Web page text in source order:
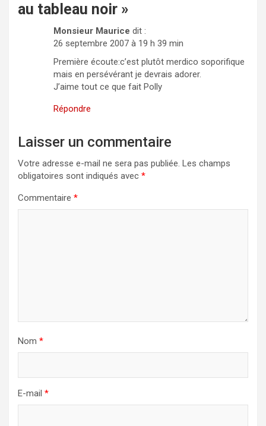
au tableau noir »
Monsieur Maurice dit :
26 septembre 2007 à 19 h 39 min
Première écoute:c’est plutôt merdico soporifique
mais en persévérant je devrais adorer.
J’aime tout ce que fait Polly
Répondre
Laisser un commentaire
Votre adresse e-mail ne sera pas publiée. Les champs
obligatoires sont indiqués avec *
Commentaire *
Nom *
E-mail *